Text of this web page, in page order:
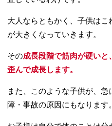
大人ならともかく、子供は
が大きくなっていきます。
その成長段階で筋肉が硬いと
歪んで成長します。
また、このような子供が、
障・事故の原因にもなります。